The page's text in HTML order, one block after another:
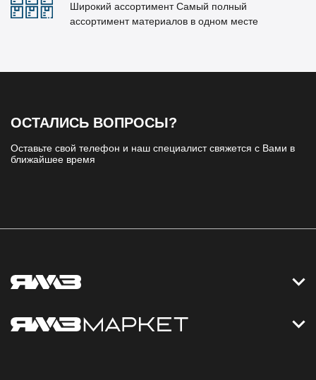
Широкий ассортимент Самый полный
ассортимент материалов в одном месте
ОСТАЛИСЬ ВОПРОСЫ?
Оставьте свой телефон и наш специалист свяжется с Вами в
ближайшее время
Контакты